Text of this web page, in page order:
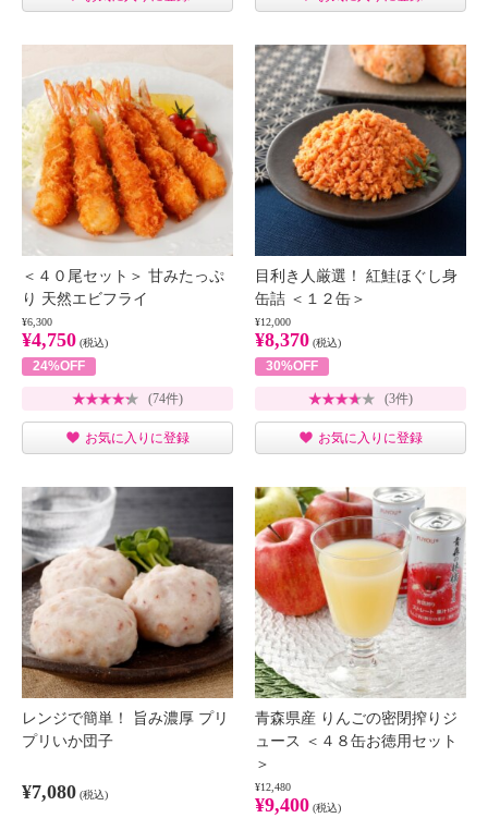
＜４０尾セット＞ 甘みたっぷ
り 天然エビフライ
¥6,300
¥4,750 (税込)
24%OFF
(74件)
お気に入りに登録
目利き人厳選！ 紅鮭ほぐし身
缶詰 ＜１２缶＞
¥12,000
¥8,370 (税込)
30%OFF
(3件)
お気に入りに登録
レンジで簡単！ 旨み濃厚 プリ
プリいか団子
¥7,080 (税込)
青森県産 りんごの密閉搾りジ
ュース ＜４８缶お徳用セット
＞
¥12,480
¥9,400 (税込)